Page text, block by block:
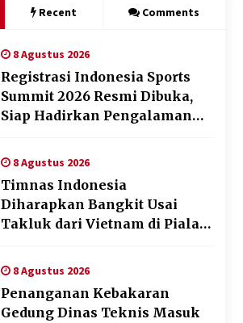
Recent Comments
8 Agustus 2026
Registrasi Indonesia Sports
Summit 2026 Resmi Dibuka,
Siap Hadirkan Pengalaman
8 Agustus 2026
Timnas Indonesia
Diharapkan Bangkit Usai
Takluk dari Vietnam di Piala
8 Agustus 2026
Penanganan Kebakaran
Gedung Dinas Teknis Masuk